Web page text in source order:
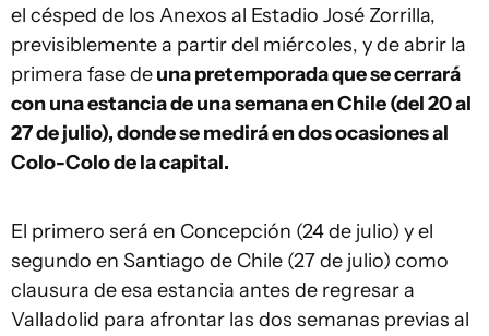
el césped de los Anexos al Estadio José Zorrilla,
previsiblemente a partir del miércoles, y de abrir la
primera fase deuna pretemporada que se cerrará
con una estancia de una semana en Chile (del 20 al
27 de julio), donde se medirá en dos ocasiones al
Colo-Colo de la capital.
El primero será en Concepción (24 de julio) y el
segundo en Santiago de Chile (27 de julio) como
clausura de esa estancia antes de regresar a
Valladolid para afrontar las dos semanas previas al